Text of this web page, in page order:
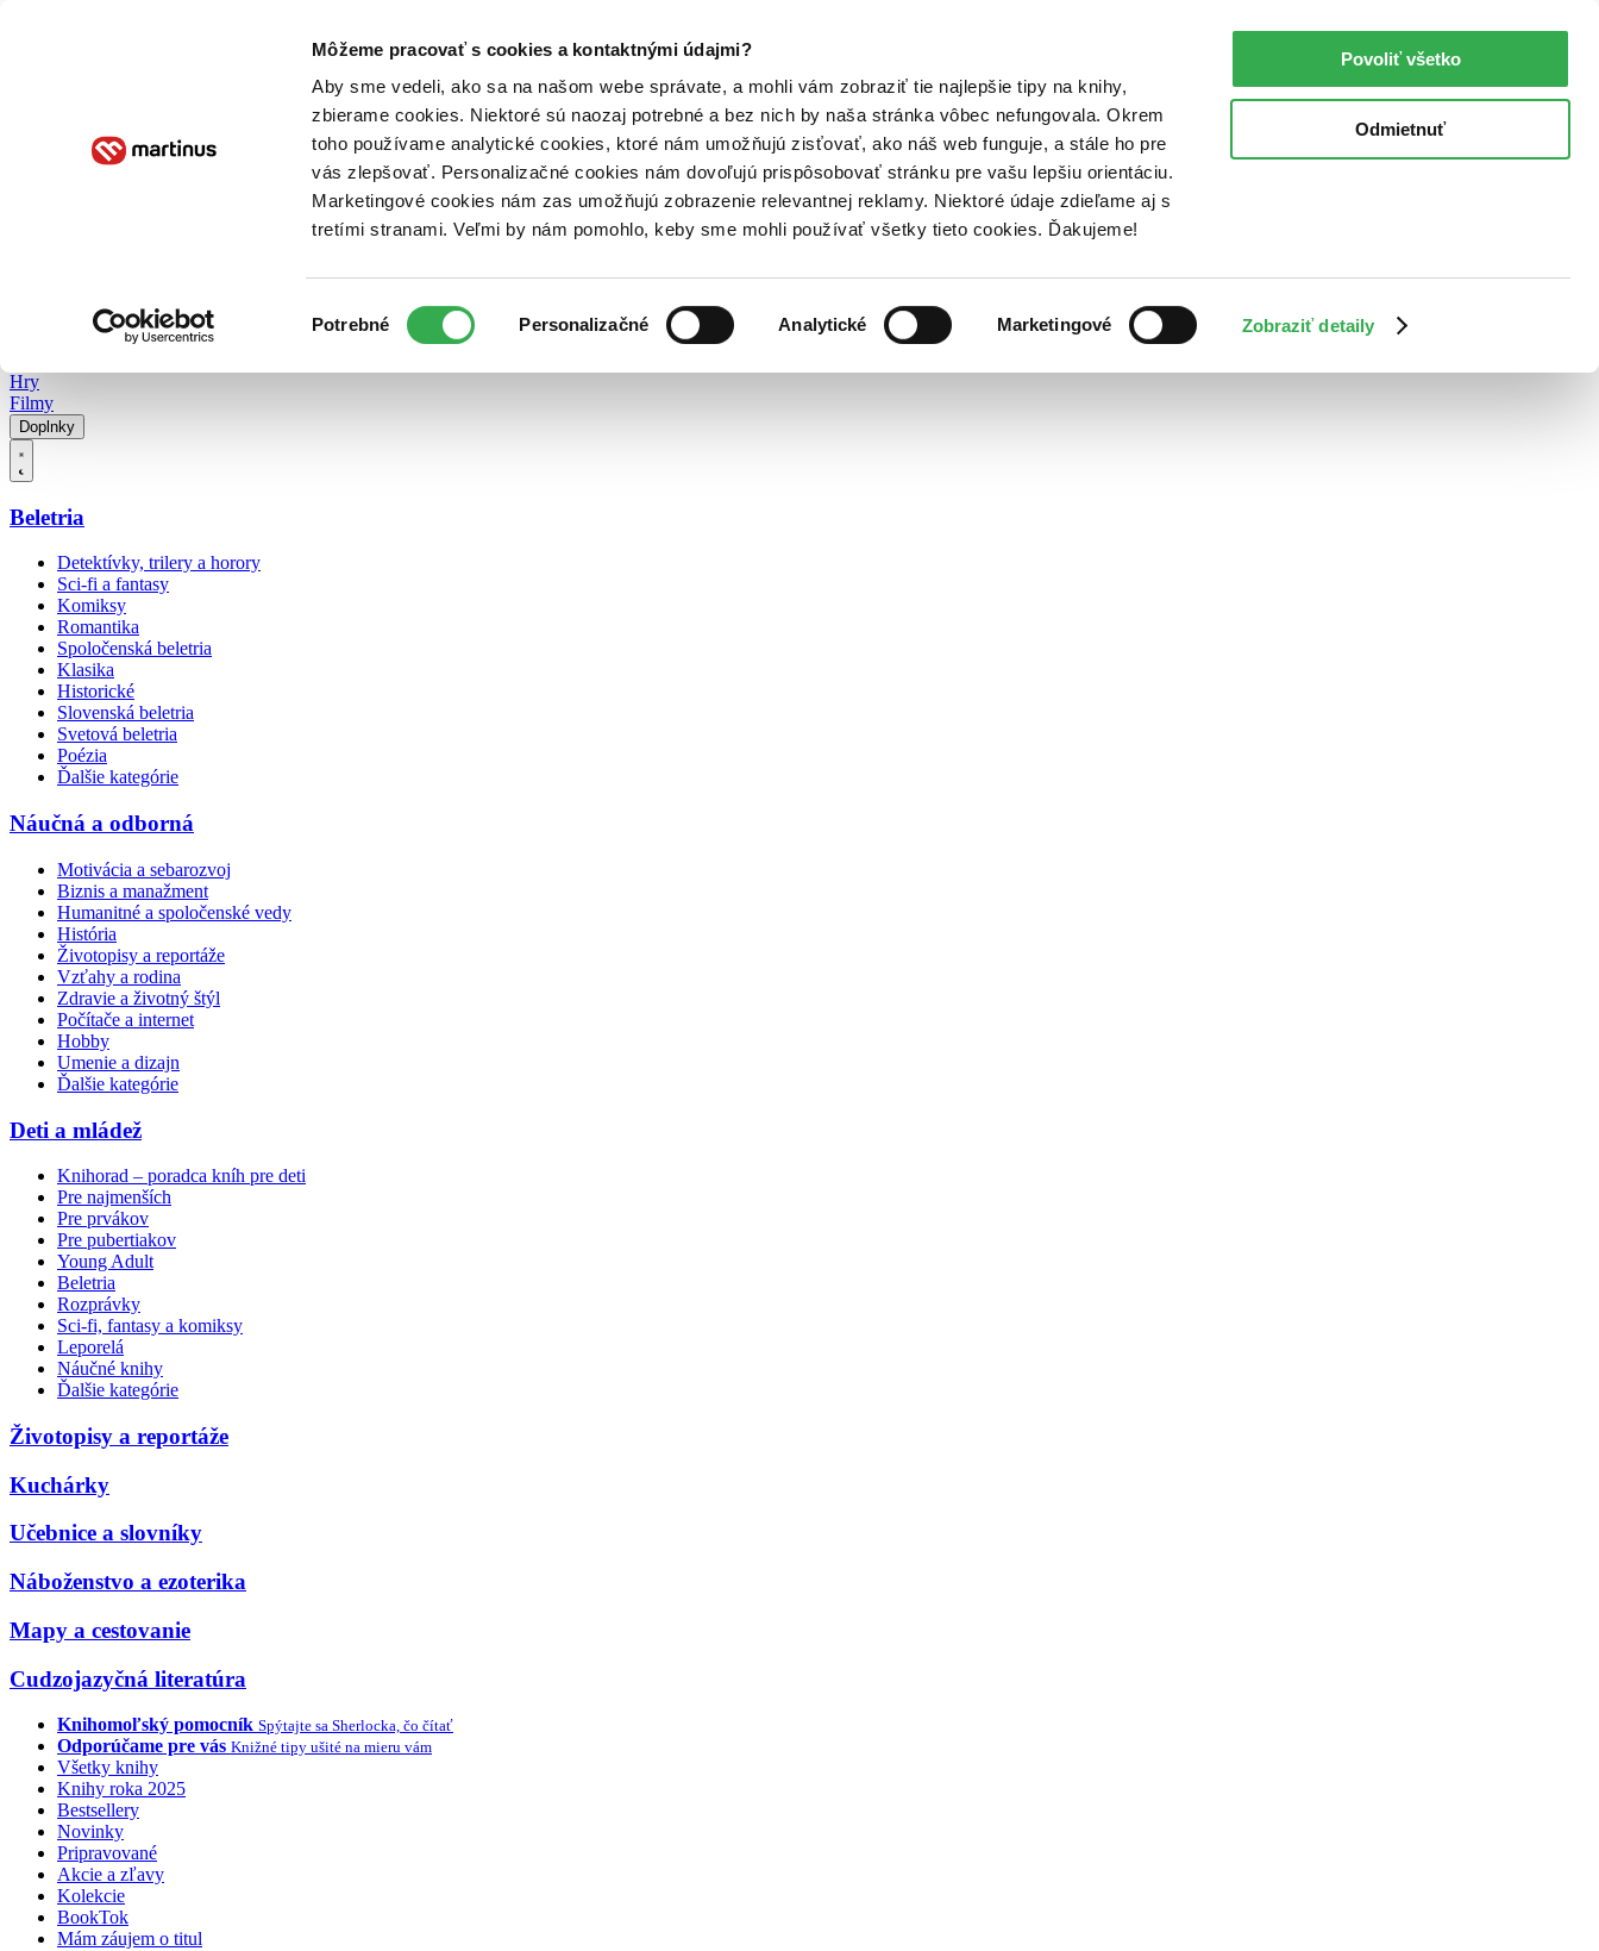
Môžeme pracovať s cookies a kontaktnými údajmi?
Aby sme vedeli, ako sa na našom webe správate, a mohli vám zobraziť tie najlepšie tipy na knihy,
zbierame cookies. Niektoré sú naozaj potrebné a bez nich by naša stránka vôbec nefungovala. Okrem
toho používame analytické cookies, ktoré nám umožňujú zisťovať, ako náš web funguje, a stále ho pre
vás zlepšovať. Personalizačné cookies nám dovoľujú prispôsobovať stránku pre vašu lepšiu orientáciu.
Marketingové cookies nám zas umožňujú zobrazenie relevantnej reklamy. Niektoré údaje zdieľame aj s
tretími stranami. Veľmi by nám pomohlo, keby sme mohli používať všetky tieto cookies. Ďakujeme!
súhlasu
Potrebné Personalizačné Analytické Marketingové Zobraziť detaily
Povoliť všetko
Odmietnuť
Poukážky Kontakt
Hry
Filmy
Doplnky
Beletria
Detektívky, trilery a horory
Sci-fi a fantasy
Komiksy
Romantika
Spoločenská beletria
Klasika
Historické
Slovenská beletria
Svetová beletria
Poézia
Ďalšie kategórie
Náučná a odborná
Motivácia a sebarozvoj
Biznis a manažment
Humanitné a spoločenské vedy
História
Životopisy a reportáže
Vzťahy a rodina
Zdravie a životný štýl
Počítače a internet
Hobby
Umenie a dizajn
Ďalšie kategórie
Deti a mládež
Knihorad – poradca kníh pre deti
Pre najmenších
Pre prvákov
Pre pubertiakov
Young Adult
Beletria
Rozprávky
Sci-fi, fantasy a komiksy
Leporelá
Náučné knihy
Ďalšie kategórie
Životopisy a reportáže
Kuchárky
Učebnice a slovníky
Náboženstvo a ezoterika
Mapy a cestovanie
Cudzojazyčná literatúra
Knihomoľský pomocník Spýtajte sa Sherlocka, čo čítať
Odporúčame pre vás Knižné tipy ušité na mieru vám
Všetky knihy
Knihy roka 2025
Bestsellery
Novinky
Pripravované
Akcie a zľavy
Kolekcie
BookTok
Mám záujem o titul